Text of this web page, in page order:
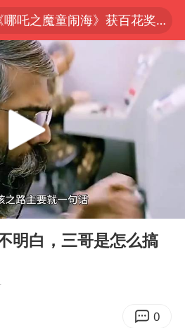
《哪吒之魔童闹海》获百花奖最佳影片奖
大涉诈逃犯檀某落网
交部：藏南地区是中国领土
湾不是国家不存在“国格”
伦比亚强震已致超20人死亡
伦比亚发生7.5级地震
广岛长崎的昨天未必不会是日本的明天
烊千玺金鸡百花双料影帝
中方：奉劝美方解除对古巴制裁封锁
03:29
明白，三哥是怎么搞
0